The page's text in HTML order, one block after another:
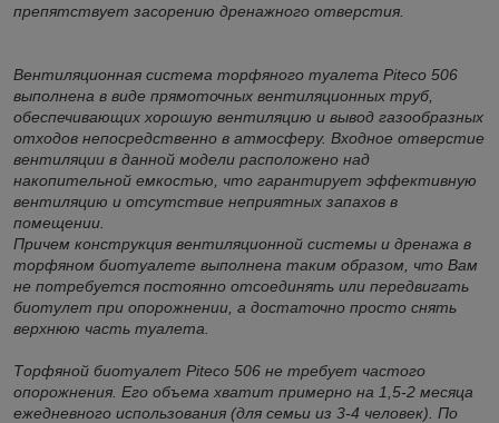
препятствует засорению дренажного отверстия.
Вентиляционная система торфяного туалета Piteco 506
выполнена в виде прямоточных вентиляционных труб,
обеспечивающих хорошую вентиляцию и вывод газообразных
отходов непосредственно в атмосферу. Входное отверстие
вентиляции в данной модели расположено над
накопительной емкостью, что гарантирует эффективную
вентиляцию и отсутствие неприятных запахов в
помещении.
Причем конструкция вентиляционной системы и дренажа в
торфяном биотуалете выполнена таким образом, что Вам
не потребуется постоянно отсоединять или передвигать
биотулет при опорожнении, а достаточно просто снять
верхнюю часть туалета.
Торфяной биотуалет Piteco 506 не требует частого
опорожнения. Его объема хватит примерно на 1,5-2 месяца
ежедневного использования (для семьи из 3-4 человек). По